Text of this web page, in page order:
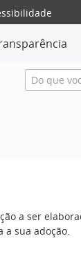
a ser
a sua adoção.